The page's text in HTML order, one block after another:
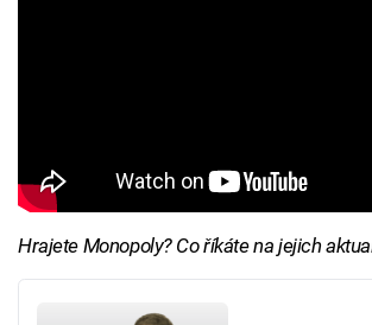
Hrajete Monopoly? Co říkáte na jejich